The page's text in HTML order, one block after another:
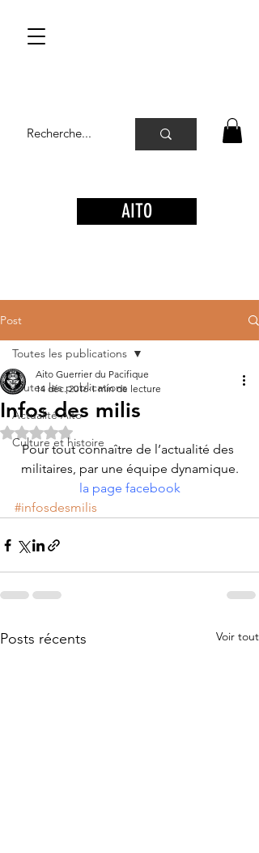
AITO
Post
Toutes les publications
Actualité Aito
Culture et histoire
Toutes les publications
Infos des milis
Aito Guerrier du Pacifique
14 déc. 2016 1 min de lecture
Noté NaN étoiles sur 5.
Pour tout connaître de l’actualité des
militaires, par une équipe dynamique.
la page facebook
#infosdesmilis
Posts récents Voir tout